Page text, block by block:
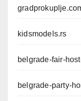
kidsmodels.rs
belgrade-fair-
belgrade-party-